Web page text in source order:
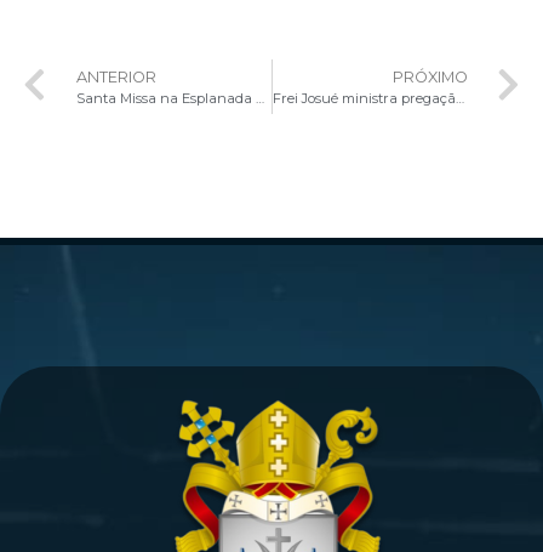
ANTERIOR
Santa Missa na Esplanada dos Ministérios marca a abertura do Ano Jubilar da Esperança na Arquidiocese de Brasília
PRÓXIMO
Frei Josué ministra pregação sobre “Peregrinos da Esperança” durante Jubileu da RCC e das Novas Comunidades